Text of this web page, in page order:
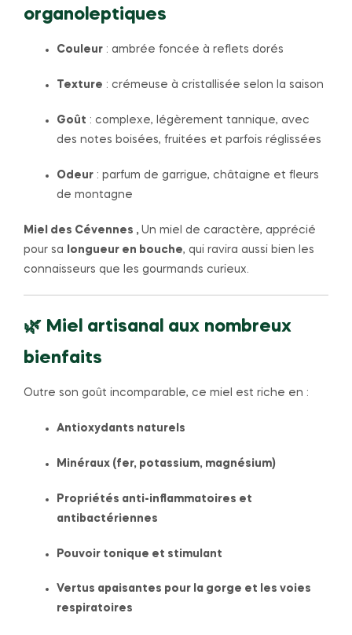
organoleptiques
Couleur : ambrée foncée à reflets dorés
Texture : crémeuse à cristallisée selon la saison
Goût : complexe, légèrement tannique, avec
des notes boisées, fruitées et parfois réglissées
Odeur : parfum de garrigue, châtaigne et fleurs
de montagne
Miel des Cévennes , Un miel de caractère, apprécié
pour sa
longueur en bouche, qui ravira aussi bien les
connaisseurs que les gourmands curieux.
🌿 Miel artisanal aux nombreux
bienfaits
Outre son goût incomparable, ce miel est riche en :
Antioxydants naturels
Minéraux (fer, potassium, magnésium)
Propriétés anti-inflammatoires et
antibactériennes
Pouvoir tonique et stimulant
Vertus apaisantes pour la gorge et les voies
respiratoires